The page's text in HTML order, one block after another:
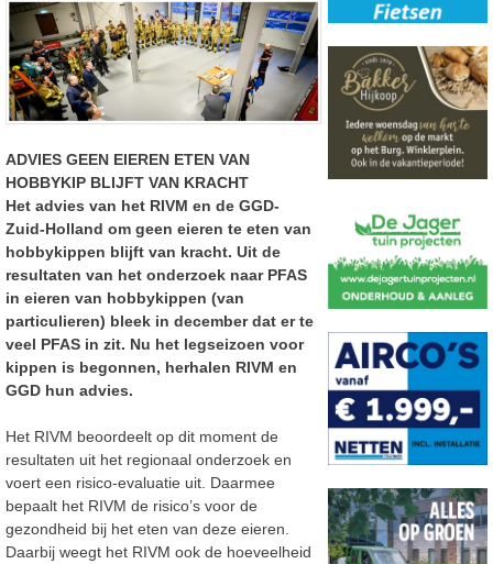
ADVIES GEEN EIEREN ETEN VAN
HOBBYKIP BLIJFT VAN KRACHT
Het advies van het RIVM en de GGD-
Zuid-Holland om geen eieren te eten van
hobbykippen blijft van kracht. Uit de
resultaten van het onderzoek naar PFAS
in eieren van hobbykippen (van
particulieren) bleek in december dat er te
veel PFAS in zit. Nu het legseizoen voor
kippen is begonnen, herhalen RIVM en
GGD hun advies.
Het RIVM beoordeelt op dit moment de
resultaten uit het regionaal onderzoek en
voert een risico-evaluatie uit. Daarmee
bepaalt het RIVM de risico’s voor de
gezondheid bij het eten van deze eieren.
Daarbij weegt het RIVM ook de hoeveelheid